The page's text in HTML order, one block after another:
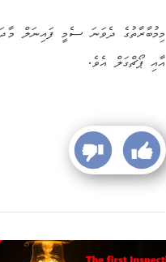
އާއި ޕޯޗްގަލް އެވެ.